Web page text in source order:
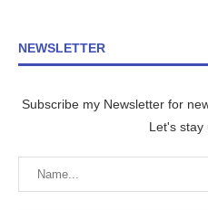
NEWSLETTER
Subscribe my Newsletter for
Let's stay